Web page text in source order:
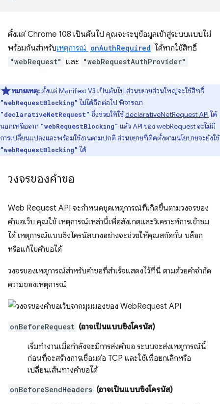
ตั้งแต่ Chrome 108 เป็นต้นไป คุณจะระบุข้อมูลเข้าสู่ระบบแบบไม่
พร้อมกันสำหรับเหตุการณ์ onAuthRequired ได้หากใช้สิทธิ์
"webRequest" และ "webRequestAuthProvider"
หมายเหตุ:ตั้งแต่ Manifest V3 เป็นต้นไป ส่วนขยายส่วนใหญ่จะใช้สิทธิ์
"webRequestBlocking" ไม่ได้อีกต่อไป พิจารณา
"declarativeNetRequest" ซึ่งช่วยให้ใช้declarativeNetRequest API ได้
นอกเหนือจาก "webRequestBlocking" แล้ว API ของ webRequest จะไม่มี
การเปลี่ยนแปลงและพร้อมใช้งานตามปกติ ส่วนขยายที่ติดตั้งตามนโยบายจะยังใช้
"webRequestBlocking" ได้
วงจรของคำขอ
Web Request API จะกำหนดชุดเหตุการณ์ที่เกิดขึ้นตามวงจรของ
คำขอเว็บ คุณใช้ เหตุการณ์เหล่านี้เพื่อสังเกตและวิเคราะห์การเข้าชม
ได้ เหตุการณ์แบบซิงโครนัสบางอย่างจะช่วยให้คุณสกัดกั้น บล็อก
หรือแก้ไขคำขอได้
วงจรของเหตุการณ์สำหรับคำขอที่สำเร็จแสดงไว้ที่นี่ ตามด้วยคำจำกัด
ความของเหตุการณ์
onBeforeRequest (อาจเป็นแบบซิงโครนัส)
เริ่มทำงานเมื่อกำลังจะมีการส่งคำขอ ระบบจะส่งเหตุการณ์นี้
ก่อนที่จะสร้างการเชื่อมต่อ TCP และใช้เพื่อยกเลิกหรือ
เปลี่ยนเส้นทางคำขอได้
onBeforeSendHeaders (อาจเป็นแบบซิงโครนัส)